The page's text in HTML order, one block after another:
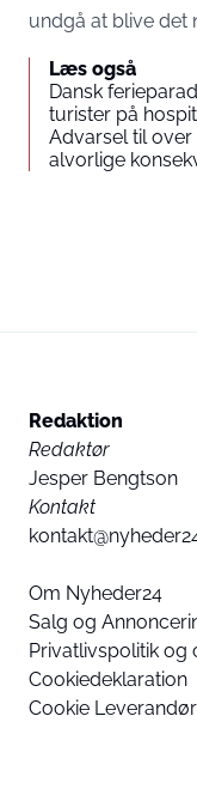
undgå at blive det
Læs også
Dansk
turister på
Advarsel til over
alvorlige
Redaktion
Redaktør
Jesper Bengtson
Kontakt
Om Nyheder24
Salg og
Privatlivspolitik og
Cookiedeklaration
Cookie